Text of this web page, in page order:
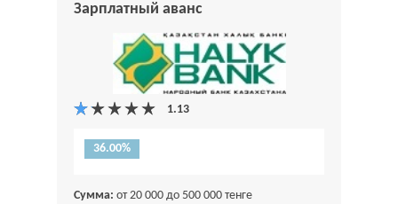
Зарплатный аванс
36.00%
Сумма: от 20 000 до 500 000 тенге